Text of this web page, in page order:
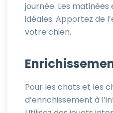
journée. Les
idéales. Apportez de
votre chien.
Pour les chats et les
d’enrichissement à